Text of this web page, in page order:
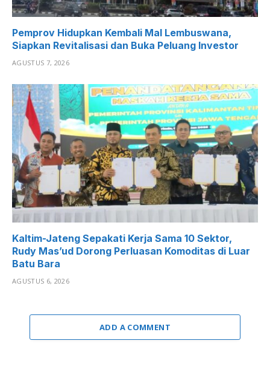
Pemprov Hidupkan Kembali Mal Lembuswana,
Siapkan Revitalisasi dan Buka Peluang Investor
AGUSTUS 7, 2026
Kaltim-Jateng Sepakati Kerja Sama 10 Sektor,
Rudy Mas’ud Dorong Perluasan Komoditas di Luar
Batu Bara
AGUSTUS 6, 2026
ADD A COMMENT